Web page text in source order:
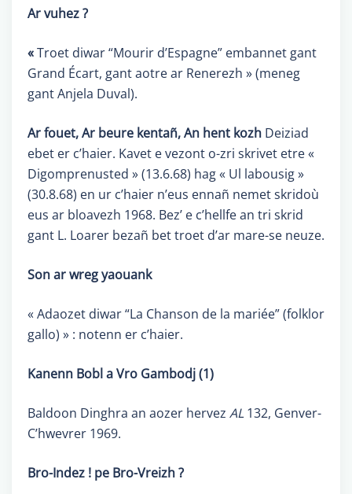
Ar vuhez ?
«Troet diwar “Mourir d’Espagne” embannet gant
Grand Écart, gant aotre ar Renerezh » (meneg
gant Anjela Duval).
Ar fouet, Ar beure kentañ, An hent kozh Deiziad
ebet er c’haier. Kavet e vezont o-zri skrivet etre «
Digomprenusted » (13.6.68) hag « Ul labousig »
(30.8.68) en ur c’haier n’eus ennañ nemet skridoù
eus ar bloavezh 1968. Bez’ e c’hellfe an tri skrid
gant L. Loarer bezañ bet troet d’ar mare-se neuze.
Son ar wreg yaouank
« Adaozet diwar “La Chanson de la mariée” (folklor
gallo) » : notenn er c’haier.
Kanenn Bobl a Vro Gambodj (1)
Baldoon Dinghra an aozer hervez AL 132, Genver-
C’hwevrer 1969.
Bro-Indez ! pe Bro-Vreizh ?